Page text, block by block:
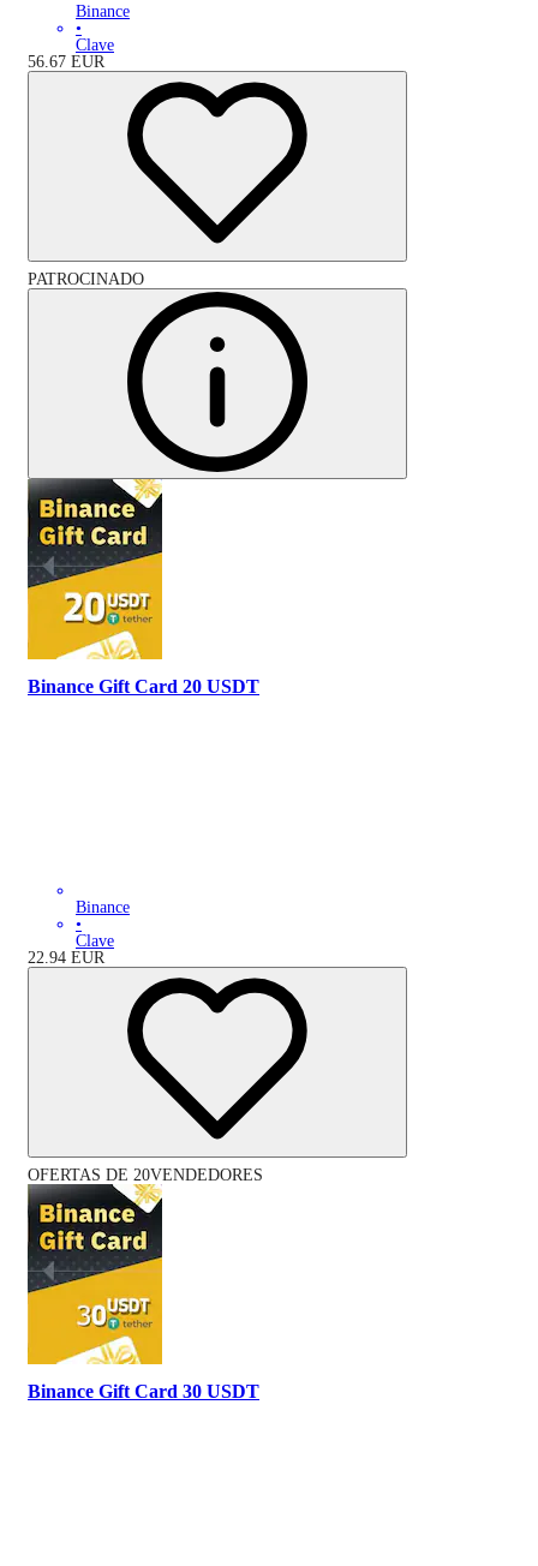
Binance
•
Clave
56.67 EUR
PATROCINADO
Binance Gift Card 20 USDT
Binance
•
Clave
22.94 EUR
OFERTAS DE 20VENDEDORES
Binance Gift Card 30 USDT